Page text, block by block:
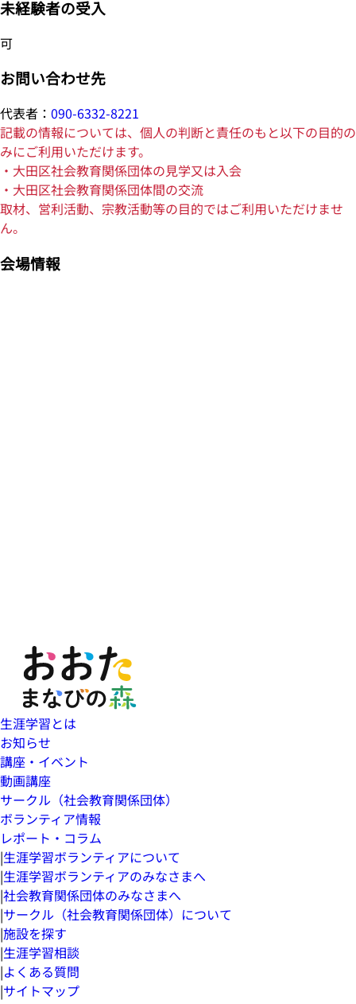
未経験者の受入
可
お問い合わせ先
代表者： 090-6332-8221
記載の情報については、個人の判断と責任のもと以下の目的の
みにご利用いただけます。
・大田区社会教育関係団体の見学又は入会
・大田区社会教育関係団体間の交流
取材、営利活動、宗教活動等の目的ではご利用いただけませ
ん。
会場情報
生涯学習とは
お知らせ
講座・イベント
動画講座
サークル（社会教育関係団体）
ボランティア情報
レポート・コラム
|生涯学習ボランティアについて
|生涯学習ボランティアのみなさまへ
|社会教育関係団体のみなさまへ
|サークル（社会教育関係団体）について
|施設を探す
|生涯学習相談
|よくある質問
|サイトマップ